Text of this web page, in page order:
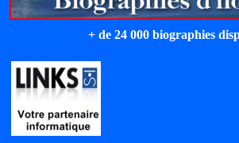
+ de 24 000 biographies